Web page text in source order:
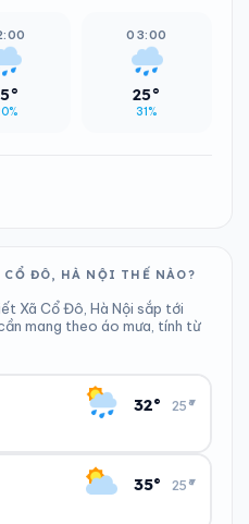
03:00
25°
31%
ĐÔ, HÀ NỘI THẾ NÀO?
Xã Cổ Đô, Hà Nội sắp tới
mang theo áo mưa, tính từ
32° 25°
▾
10 km/h 35° 25°
▾